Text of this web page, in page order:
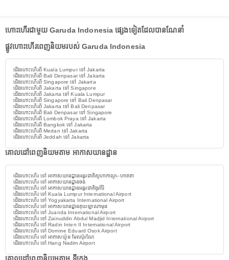
ហោះហើរជាមួយ Garuda Indonesia ផ្សេងទៀតដែលបានណែនាំ
ផ្លូវហោះហើរពេញនិយមរបស់ Garuda Indonesia
ជើងហោះហើរពី Kuala Lumpur ទៅ Jakarta
ជើងហោះហើរពី Bali Denpasar ទៅ Jakarta
ជើងហោះហើរពី Singapore ទៅ Jakarta
ជើងហោះហើរពី Jakarta ទៅ Singapore
ជើងហោះហើរពី Jakarta ទៅ Kuala Lumpur
ជើងហោះហើរពី Singapore ទៅ Bali Denpasar
ជើងហោះហើរពី Jakarta ទៅ Bali Denpasar
ជើងហោះហើរពី Bali Denpasar ទៅ Singapore
ជើងហោះហើរពី Lombok Praya ទៅ Jakarta
ជើងហោះហើរពី Bangkok ទៅ Jakarta
ជើងហោះហើរពី Medan ទៅ Jakarta
ជើងហោះហើរពី Jeddah ទៅ Jakarta
គោលដៅពេញនិយមតាម អាកាសយានដ្ឋាន
ជើងហោះហើរ ទៅ អាកាសយានដ្ឋានអន្តរជាតិសូហាកាណូ–ហាតតា
ជើងហោះហើរ ទៅ អាកាសយានដ្ឋានចង់
ជើងហោះហើរ ទៅ អាកាសយានដ្ឋានអន្តរជាតិងូរ៉ារ៉ៃ
ជើងហោះហើរ ទៅ Kuala Lumpur International Airport
ជើងហោះហើរ ទៅ Yogyakarta International Airport
ជើងហោះហើរ ទៅ អាកាសយានដ្ឋានគុយឡាណាមុន
ជើងហោះហើរ ទៅ Juanda International Airport
ជើងហោះហើរ ទៅ Zainuddin Abdul Madjid International Airport
ជើងហោះហើរ ទៅ Radin Inten II International Airport
ជើងហោះហើរ ទៅ Domine Eduard Osok Airport
ជើងហោះហើរ ទៅ អាកាសយ៉ូន មែលប៊ុរណែ
ជើងហោះហើរ ទៅ Hang Nadim Airport